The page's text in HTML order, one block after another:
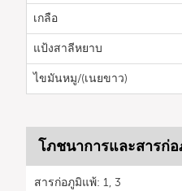
เกลือ
แป้งสาลีหยาบ
ไขมันหมู/(เนยขาว)
โภชนาการและสารก่
สารก่อภูมิแพ้: 1, 3